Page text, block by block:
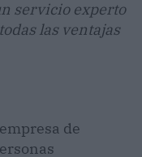
servicio experto
las ventajas
de